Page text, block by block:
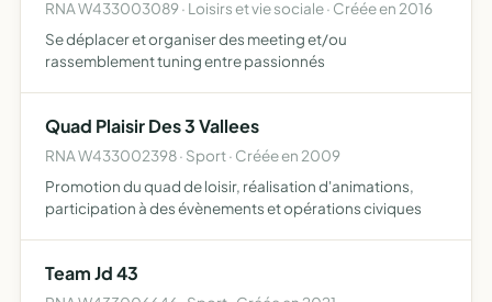
RNA W433003089 · Loisirs et vie sociale · Créée en 2016
Se déplacer et organiser des meeting et/ou
rassemblement tuning entre passionnés
Quad Plaisir Des 3 Vallees
RNA W433002398 · Sport · Créée en 2009
Promotion du quad de loisir, réalisation d'animations,
participation à des évènements et opérations civiques
Team Jd 43